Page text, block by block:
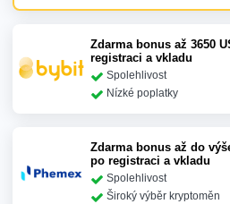
Zdarma bonus až 3650
registraci a vkladu
Spolehlivost
Nízké poplatky
Zdarma bonus až do
po registraci a vkladu
Spolehlivost
Široký výběr kryptoměn